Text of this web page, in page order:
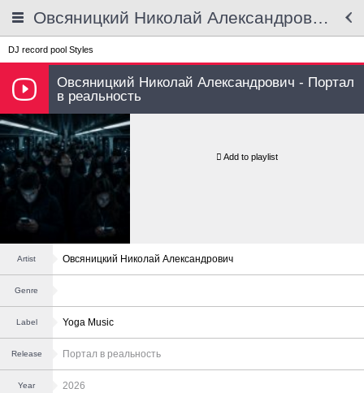
Овсяницкий Николай Александрович - Портал в реальность
DJ record pool Styles
Овсяницкий Николай Александрович - Портал
в реальность
Add to playlist
Artist Овсяницкий Николай Александрович
Genre
Label Yoga Music
Release Портал в реальность
Year 2026